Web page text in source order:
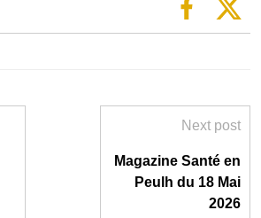
Next post
Magazine Santé en
Peulh du 18 Mai
2026